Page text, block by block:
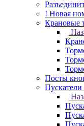
! Новая
Крановые
Посты
Пускатели